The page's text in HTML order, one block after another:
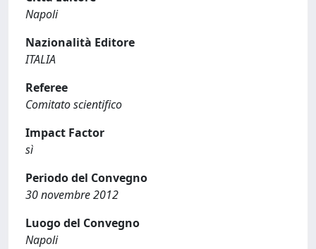
Napoli
Nazionalità Editore
ITALIA
Referee
Comitato scientifico
Impact Factor
sì
Periodo del Convegno
30 novembre 2012
Luogo del Convegno
Napoli